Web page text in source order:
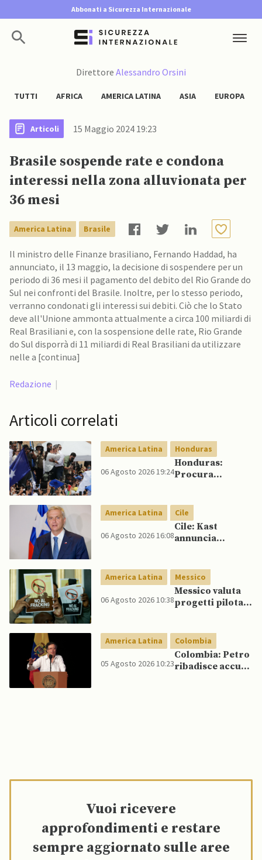
Abbonati a Sicurezza Internazionale
Direttore Alessandro Orsini
TUTTI AFRICA AMERICA LATINA ASIA EUROPA
Articoli 15 Maggio 2024 19:23
Brasile sospende rate e condona
interessi nella zona alluvionata per
36 mesi
America Latina Brasile
Il ministro delle Finanze brasiliano, Fernando Haddad, ha
annunciato, il 13 maggio, la decisione di sospendere per un
periodo di 36 mesi il pagamento del debito del Rio Grande do
Sul nei confronti del Brasile. Inoltre, per lo stesso periodo,
verranno condonati gli interessi sui debiti. Ciò che lo Stato
deve all'Unione ammonta attualmente a circa 100 miliardi di
Real Brasiliani e, con la sospensione delle rate, Rio Grande
do Sul disporrà di 11 miliardi di Real Brasiliani da utilizzare
nelle a [continua]
Redazione |
Articoli correlati
America Latina Honduras
06 Agosto 2026 19:24
Honduras:
Procura
presidente
America Latina Cile
06 Agosto 2026 16:08
Cile: Kast
annuncia
per rafforzare la
sicurezza
America Latina Messico
06 Agosto 2026 10:38
Messico valuta
progetti pilota
produzione di
gas, affermano
fonti
America Latina Colombia
05 Agosto 2026 10:23
Colombia: Petro
ribadisce accuse
Vuoi ricevere
approfondimenti e restare
sempre aggiornato sulle aree